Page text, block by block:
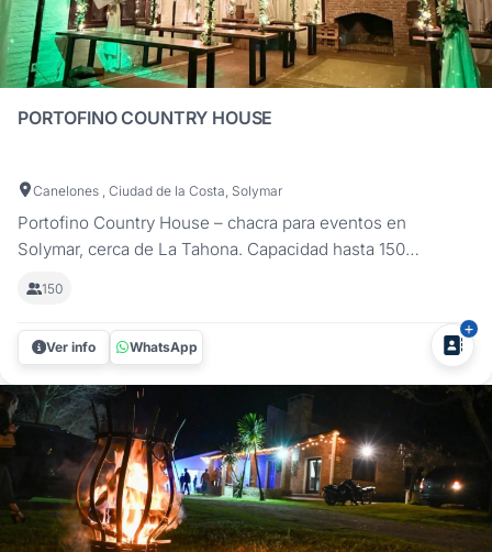
PORTOFINO COUNTRY HOUSE
Canelones , Ciudad de la Costa, Solymar
Portofino Country House – chacra para eventos en
Solymar, cerca de La Tahona. Capacidad hasta 150
gastronomía, decoración y discoteca incluida. En Portofino
Country House podés celebrar tu casamiento, cumpleaños
de 15, bar o bat mitzvá,...
150
Ver info WhatsApp